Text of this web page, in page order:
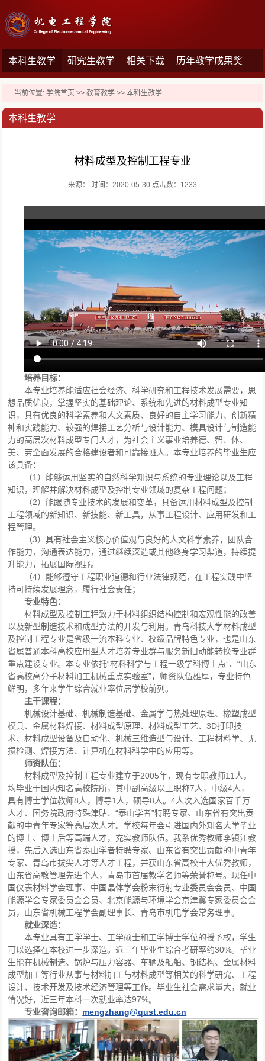
本科生教学 研究生教学 相关下载 历年教学成果奖
当前位置:学院首页 >>教育教学 >>本科生教学
本科生教学
材料成型及控制工程专业
来源： 时间：2020-05-30 点击数： 1233
培养目标：
本专业培养能适应社会经济、科学研究和工程技术发展需要，思
想品质优良，掌握坚实的基础理论、系统和先进的材料成型专业知
识，具有优良的科学素养和人文素质、良好的自主学习能力、创新精
神和实践能力、较强的焊接工艺分析与设计能力、模具设计与制造能
力的高层次材料成型专门人才，为社会主义事业培养德、智、体、
美、劳全面发展的合格建设者和可靠接班人。本专业培养的毕业生应
该具备：
（1）能够运用坚实的自然科学知识与系统的专业理论以及工程
知识，理解并解决材料成型及控制专业领域的复杂工程问题；
（2）能跟随专业技术的发展和变革，具备运用材料成型及控制
工程领域的新知识、新技能、新工具，从事工程设计、应用研发和工
程管理。
（3）具有社会主义核心价值观与良好的人文科学素养，团队合
作能力，沟通表达能力，通过继续深造或其他终身学习渠道，持续提
升能力，拓展国际视野。
（4）能够遵守工程职业道德和行业法律规范，在工程实践中坚
持可持续发展理念，履行社会责任；
专业特色：
材料成型及控制工程致力于材料组织结构控制和宏观性能的改善
以及新型制造技术和成型方法的开发与利用。青岛科技大学材料成型
及控制工程专业是省级一流本科专业、校级品牌特色专业，也是山东
省属普通本科高校应用型人才培养专业群与服务新旧动能转换专业群
重点建设专业。本专业依托“材料科学与工程一级学科博士点”、“山东
省高校高分子材料加工机械重点实验室”，师资队伍雄厚，专业特色
鲜明，多年来学生综合就业率位居学校前列。
主干课程：
机械设计基础、机械制造基础、金属学与热处理原理、橡塑成型
模具、金属材料焊接、材料成型原理、材料成型工艺、3D打印技
术、材料成型设备及自动化、机械三维造型与设计、工程材料学、无
损检测、焊接方法、计算机在材料科学中的应用等。
师资队伍：
材料成型及控制工程专业建立于2005年，现有专职教师11人，
均毕业于国内知名高校院所，其中副高级以上职称7人，中级4人，
具有博士学位教师8人，博导1人，硕导8人。4人次入选国家百千万
人才、国务院政府特殊津贴、“泰山学者”特聘专家、山东省有突出贡
献的中青年专家等高层次人才。学校每年会引进国内外知名大学毕业
的博士、博士后等高端人才，充实教师队伍。我系优秀教师李镇江教
授，先后入选山东省泰山学者特聘专家、山东省有突出贡献的中青年
专家、青岛市拔尖人才等人才工程，并获山东省高校十大优秀教师，
山东省高教管理先进个人，青岛市首届教学名师等荣誉称号。现任中
国仪表材料学会理事、中国晶体学会粉末衍射专业委员会会员、中国
能源学会专家委员会会员、北京能源与环境学会京津冀专家委员会会
员，山东省机械工程学会副理事长、青岛市机电学会常务理事。
就业深造：
本专业具有工学学士、工学硕士和工学博士学位的授予权，学生
可以选择在本校进一步深造。近三年毕业生综合考研率约30%。毕业
生能在机械制造、锅炉与压力容器、车辆及船舶、钢结构、金属材料
成型加工等行业从事与材料加工与材料成型等相关的科学研究、工程
设计、技术开发及技术经济管理等工作。毕业生社会需求量大，就业
情况好，近三年本科一次就业率达97%。
专业咨询邮箱： mengzhang@qust.edu.cn